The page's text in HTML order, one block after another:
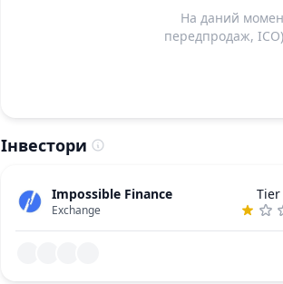
На даний
передпродаж,
Інвестори
Impossible Finance
Exchange
Tier